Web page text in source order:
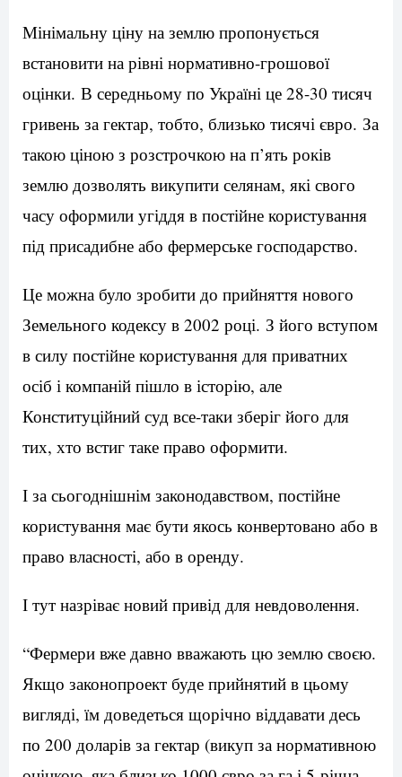
Мінімальну ціну на землю пропонується
встановити на рівні нормативно-грошової
оцінки. В середньому по Україні це 28-30 тисяч
гривень за гектар, тобто, близько тисячі євро. За
такою ціною з розстрочкою на п’ять років
землю дозволять викупити селянам, які свого
часу оформили угіддя в постійне користування
під присадибне або фермерське господарство.
Це можна було зробити до прийняття нового
Земельного кодексу в 2002 році. З його вступом
в силу постійне користування для приватних
осіб і компаній пішло в історію, але
Конституційний суд все-таки зберіг його для
тих, хто встиг таке право оформити.
І за сьогоднішнім законодавством, постійне
користування має бути якось конвертовано або в
право власності, або в оренду.
І тут назріває новий привід для невдоволення.
“Фермери вже давно вважають цю землю своєю.
Якщо законопроект буде прийнятий в цьому
вигляді, їм доведеться щорічно віддавати десь
по 200 доларів за гектар (викуп за нормативною